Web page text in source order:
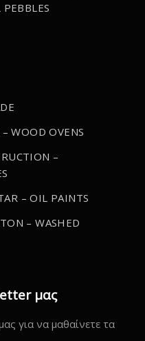
WOOD OVENS
–
– OIL PAINTS
– WASHED
μας
για να μαθαίνετε τα